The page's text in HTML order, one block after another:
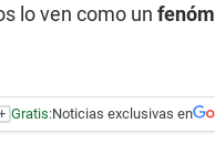
lo ven como un
Gratis:Noticias exclusivas en